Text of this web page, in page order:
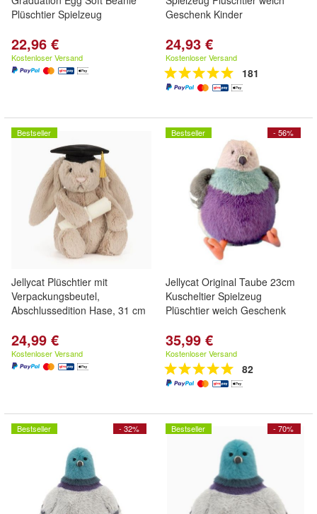
Plüschtier Spielzeug
22,96 €
Kostenloser Versand
Geschenk Kinder
24,93 €
Kostenloser Versand
181
Bestseller
Jellycat Plüschtier mit
Verpackungsbeutel,
Abschlussedition Hase, 31 cm
24,99 €
Kostenloser Versand
- 56%
Bestseller
Jellycat Original Taube 23cm
Kuscheltier Spielzeug
Plüschtier weich Geschenk
35,99 €
Kostenloser Versand
82
- 32%
Bestseller - 70%
Bestseller